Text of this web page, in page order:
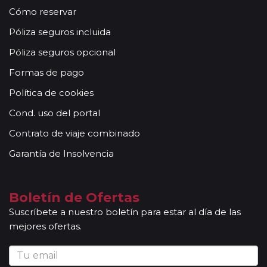
camas según el hotel) con una cama agregada. No
aconsejamos que viaje en triple si no es una familia
incómodas. No podemos garantizar cama
matrimonial ya que esto dependerá de la
hotel. Siempre en su habitación existirá baño privado,
televisión, etc. En muchos contará con mini-bar, cofre
cuentan con Aire Acondicionado o la legislación local
calidad de los hoteles en función de las ciudades
donde se albergará.
Variaciones: Los listados de hoteles reflejados circuito
como orientativos. Debido a nuestra política de
Cómo reservar
Póliza seguros incluida
Póliza seguros opcional
Formas de pago
Política de cookies
Cond. uso del portal
Contrato de viaje combinado
Garantía de Insolvencia
Boletín de Ofertas
Suscríbete a nuestro boletín para estar al día de las
mejores ofertas.